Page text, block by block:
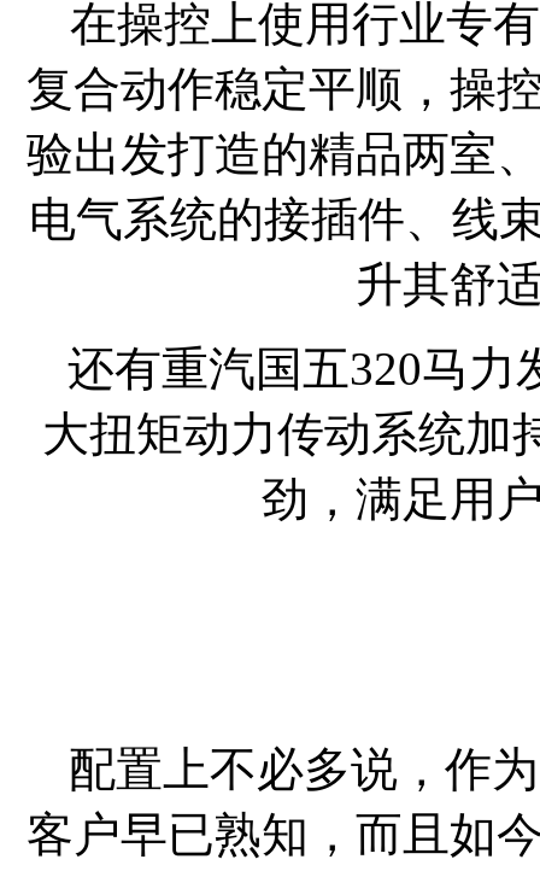
在操控上使用行业专
复合动作稳定平顺，操
验出发打造的精品两室
电气系统的接插件、线
升其舒
还有重汽国五320马力
大扭矩动力传动系统加
劲，满足用
配置上不必多说，作
客户早已熟知，而且如